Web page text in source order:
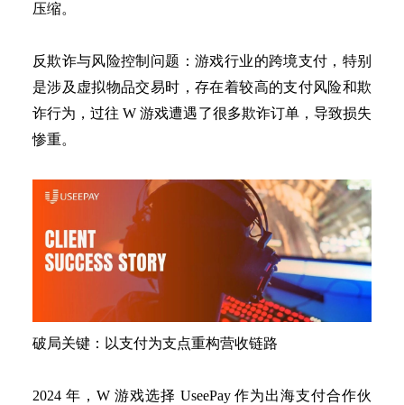
压缩。
反欺诈与风险控制问题：游戏行业的跨境支付，特别
是涉及虚拟物品交易时，存在着较高的支付风险和欺
诈行为，过往 W 游戏遭遇了很多欺诈订单，导致损失
惨重。
破局关键：以支付为支点重构营收链路
2024 年，W 游戏选择 UseePay 作为出海支付合作伙